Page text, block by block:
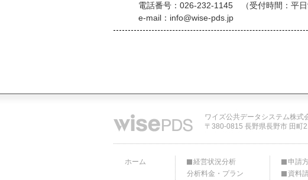
電話番号：026-232-1145 （受付時間：平日
e-mail：info@wise-pds.jp
ワイズ公共データシステム株式
〒380-0815 長野県長野市 田町
ホーム
経営状況分析
分析料金・プラン
申請
資料